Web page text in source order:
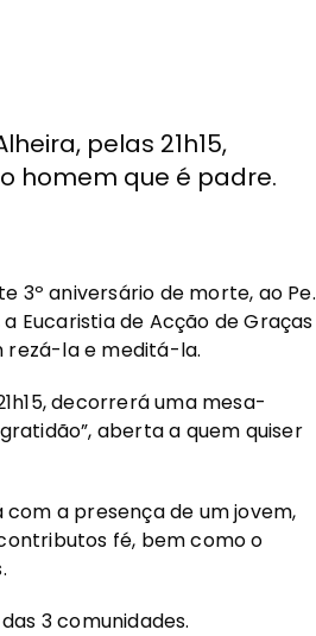
pelas 21h15,
homem que é padre.
3º aniversário de morte, ao Pe.
Eucaristia de Acção de Graças
rezá-la e meditá-la.
decorrerá uma mesa-
aberta a quem quiser
a presença de um jovem,
fé, bem como o
3 comunidades.